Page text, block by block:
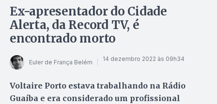
Ex-apresentador do Cidade
Alerta, da Record TV, é
encontrado morto
Euler de França Belém 14 dezembro 2022 às 09h34
Voltaire Porto estava trabalhando na Rádio
Guaíba e era considerado um profissional